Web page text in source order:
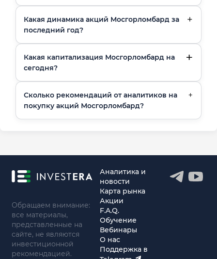
Какая динамика акций Мосгорломбард за
последний год?
Какая капитализация Мосгорломбард на
сегодня?
Сколько рекомендаций от аналитиков на
покупку акций Мосгорломбард?
Обращаем внимание:
все материалы,
представленные на
сайте, не являются
инвестиционной
рекомендацией.
Аналитика и
новости
Карта рынка
Акции
F.A.Q.
Обучение
Вебинары
О нас
Поддержка в